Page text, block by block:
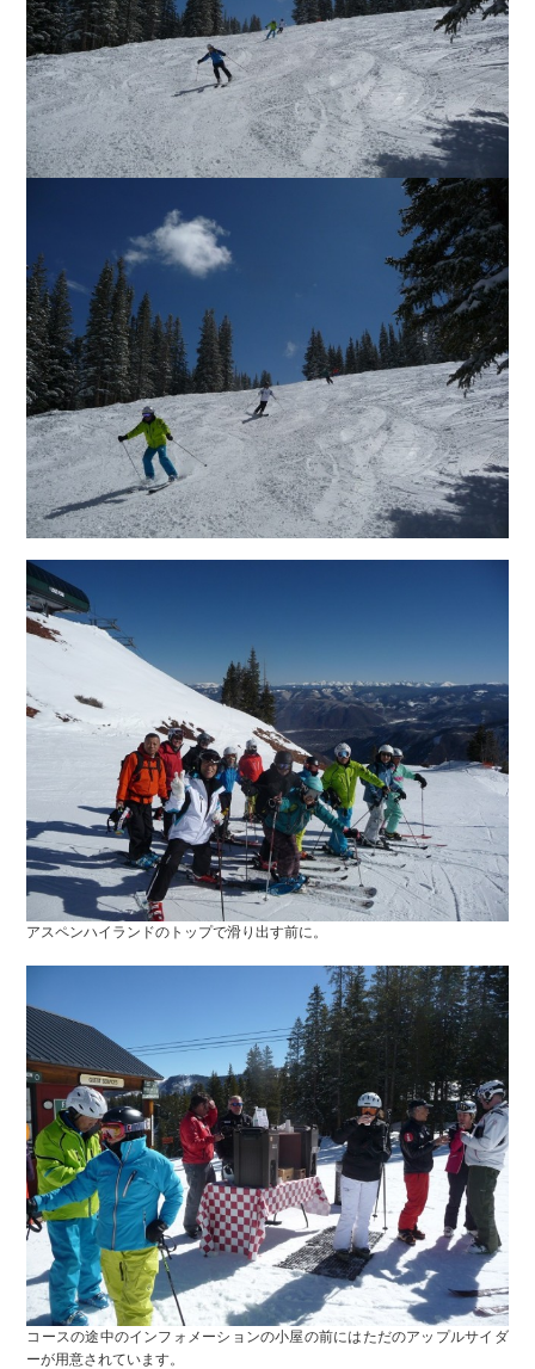
アスペンハイランドのトップで滑り出す前に。
コースの途中のインフォメーションの小屋の前にはただのアップルサイダ
ーが用意されています。